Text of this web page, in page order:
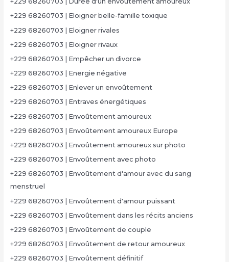
+229 68260703 | Eloigner belle-famille toxique
+229 68260703 | Eloigner rivales
+229 68260703 | Eloigner rivaux
+229 68260703 | Empêcher un divorce
+229 68260703 | Energie négative
+229 68260703 | Enlever un envoûtement
+229 68260703 | Entraves énergétiques
+229 68260703 | Envoûtement amoureux
+229 68260703 | Envoûtement amoureux Europe
+229 68260703 | Envoûtement amoureux sur photo
+229 68260703 | Envoûtement avec photo
+229 68260703 | Envoûtement d'amour avec du sang
menstruel
+229 68260703 | Envoûtement d'amour puissant
+229 68260703 | Envoûtement dans les récits anciens
+229 68260703 | Envoûtement de couple
+229 68260703 | Envoûtement de retour amoureux
+229 68260703 | Envoûtement définitif